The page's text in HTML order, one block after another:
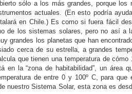
sólo a los más grandes, porque
actuales. (En esto podría
en Chile.) Es como si fuera fácil
de los sistemas solares, pero no así a
grandes los planetas que han
cerca de su estrella, a grandes
que tienen una temperatura de cómo
en la “zona de habitabilidad”, un área
de entre 0 y 100º C, para
nuestro Sistema Solar, esta zona es